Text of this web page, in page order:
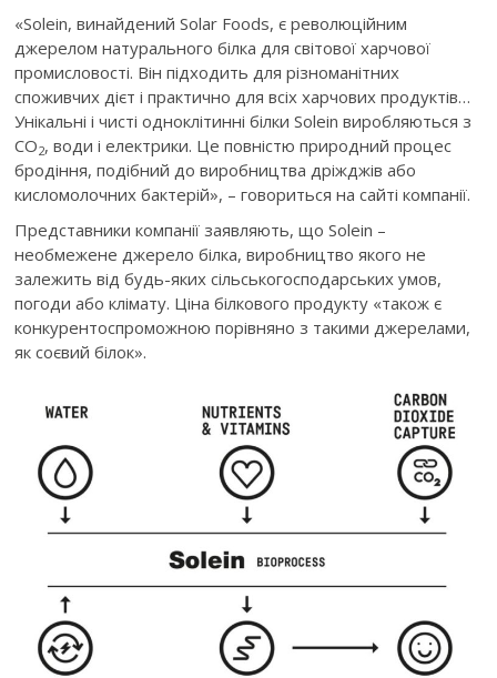
«Solein, винайдений Solar Foods, є революційним
джерелом натурального білка для світової харчової
промисловості. Він підходить для різноманітних
споживчих дієт і практично для всіх харчових продуктів…
Унікальні і чисті одноклітинні білки Solein виробляються з
CO2, води і електрики. Це повністю природний процес
бродіння, подібний до виробництва дріжджів або
кисломолочних бактерій», – говориться на сайті компанії.
Представники компанії заявляють, що Solein –
необмежене джерело білка, виробництво якого не
залежить від будь-яких сільськогосподарських умов,
погоди або клімату. Ціна білкового продукту «також є
конкурентоспроможною порівняно з такими джерелами,
як соєвий білок».